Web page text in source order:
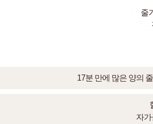
줄
17분 만에 많은 양의
자